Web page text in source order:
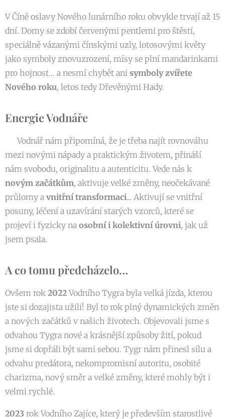
V Číně oslavy Nového lunárního roku obvykle trvají až 15
dní. Domy se zdobí červenými pentlemi pro štěstí,
speciálně vázanými čínskými uzly, lotosovými květy
jako symboly znovuzrození, mísy se plní mandarinkami
pro hojnost… a nesmí chybět ani symboly zvířete
Nového roku, letos tedy Dřevěnými Hady.
Energie Vodnáře
♒️ Vodnář nám připomíná, že je třeba najít rovnováhu
mezi novými nápady a praktickým životem, přináší
nám svobodu, originalitu a autenticitu. Vede nás k
novým začátkům, aktivuje velké změny, neočekávané
průlomy a vnitřní transformaci... Aktivují se vnitřní
posuny, léčení a uzavírání starých vzorců, které se
projeví i fyzicky na osobní i kolektivní úrovni, jak už
jsem psala.
A co tomu předcházelo…
Ovšem rok 2022Vodního Tygra byla velká jízda, kterou
jste si dozajista užili! Byl to rok plný dynamických změn
a nových začátků v našich životech. Objevovali jsme s
odvahou Tygra nové a krásnější způsoby žití, pokud
jsme si dopřáli být sami sebou. Tygr nám přinesl sílu a
odvahu predátora, nekompromisní autoritu, osobité
charizma, nový směr a velké změny, které mohly být i
velmi rychlé.
2023 rok Vodního Zajíce, který je především starostlivé